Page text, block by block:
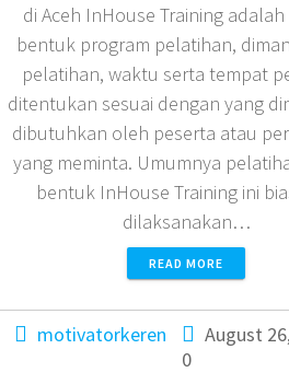
di Aceh InHouse Training
bentuk program pelatihan,
pelatihan, waktu serta tempat
ditentukan sesuai dengan yang
dibutuhkan oleh peserta atau
yang meminta. Umumnya
bentuk InHouse Training ini
dilaksanakan…
READ MORE
motivatorkeren
August
0